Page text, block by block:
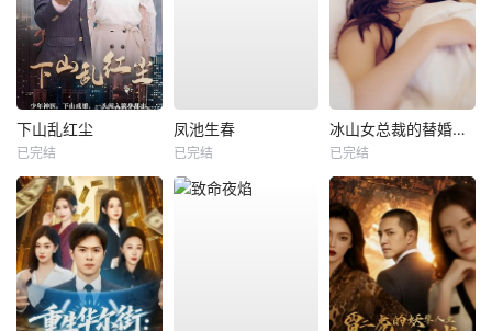
下山乱红尘
已完结
凤池生春
已完结
冰山女总裁的替婚兵王
已完结